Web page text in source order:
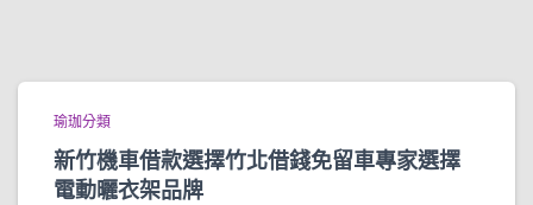
瑜珈分類
新竹機車借款選擇竹北借錢免留車專家選擇
電動曬衣架品牌